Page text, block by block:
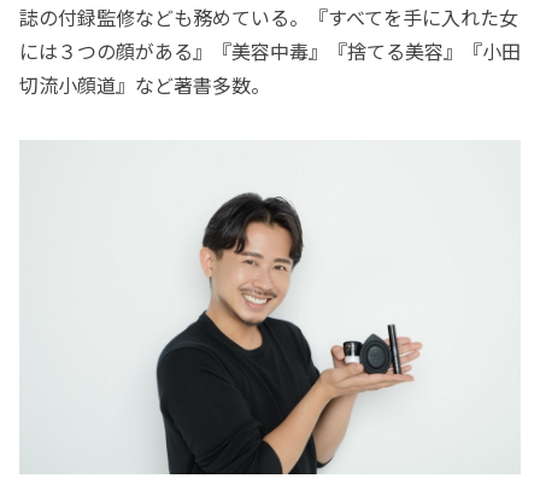
誌の付録監修なども務めている。『すべてを手に入れた女
には３つの顔がある』『美容中毒』『捨てる美容』『小田
切流小顔道』など著書多数。